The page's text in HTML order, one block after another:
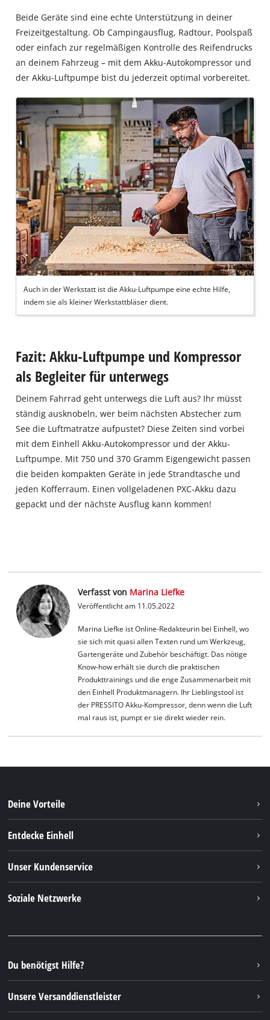
website
owner
needs
the
site
with
their
CMP
to
add
this
content
to
the
list
of
technologies
used.
by
Usercentrics
Consent
Beide Geräte sind eine echte Unterstützung in deiner
Freizeitgestaltung. Ob Campingausflug, Radtour, Poolspaß
oder einfach zur regelmäßigen Kontrolle des Reifendrucks
an deinem Fahrzeug – mit dem Akku-Autokompressor und
der Akku-Luftpumpe bist du jederzeit optimal vorbereitet.
Auch in der Werkstatt ist die Akku-Luftpumpe eine echte Hilfe,
indem sie als kleiner Werkstattbläser dient.
Fazit: Akku-Luftpumpe und Kompressor
als Begleiter für unterwegs
Deinem Fahrrad geht unterwegs die Luft aus? Ihr müsst
ständig ausknobeln, wer beim nächsten Abstecher zum
See die Luftmatratze aufpustet? Diese Zeiten sind vorbei
mit dem Einhell Akku-Autokompressor und der Akku-
Luftpumpe. Mit 750 und 370 Gramm Eigengewicht passen
die beiden kompakten Geräte in jede Strandtasche und
jeden Kofferraum. Einen vollgeladenen PXC-Akku dazu
gepackt und der nächste Ausflug kann kommen!
Verfasst von Marina Liefke
Veröffentlicht am 11.05.2022
Marina Liefke ist Online-Redakteurin bei Einhell, wo
sie sich mit quasi allen Texten rund um Werkzeug,
Gartengeräte und Zubehör beschäftigt. Das nötige
Know-how erhält sie durch die praktischen
Produkttrainings und die enge Zusammenarbeit mit
den Einhell Produktmanagern. Ihr Lieblingstool ist
der PRESSITO Akku-Kompressor, denn wenn die Luft
mal raus ist, pumpt er sie direkt wieder rein.
Deine Vorteile
Entdecke Einhell
Nachhaltigkeit
Unser Kundenservice
FAQs
Rücksendungen / Widerruf
Verpackungsrichtlinien
Soziale Netzwerke
Instagram
TikTok
Pinterest
Du benötigst Hilfe?
Unsere Versanddienstleister